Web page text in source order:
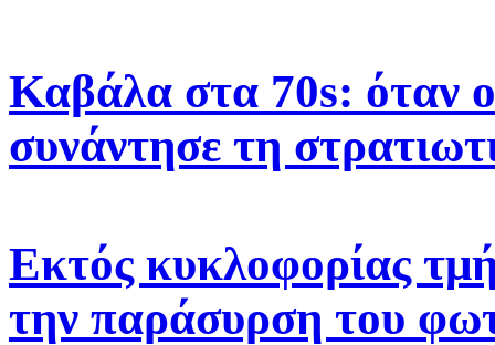
Καβάλα στα 70s: όταν
συνάντησε τη
Εκτός κυκλοφορίας
την παράσυρση του